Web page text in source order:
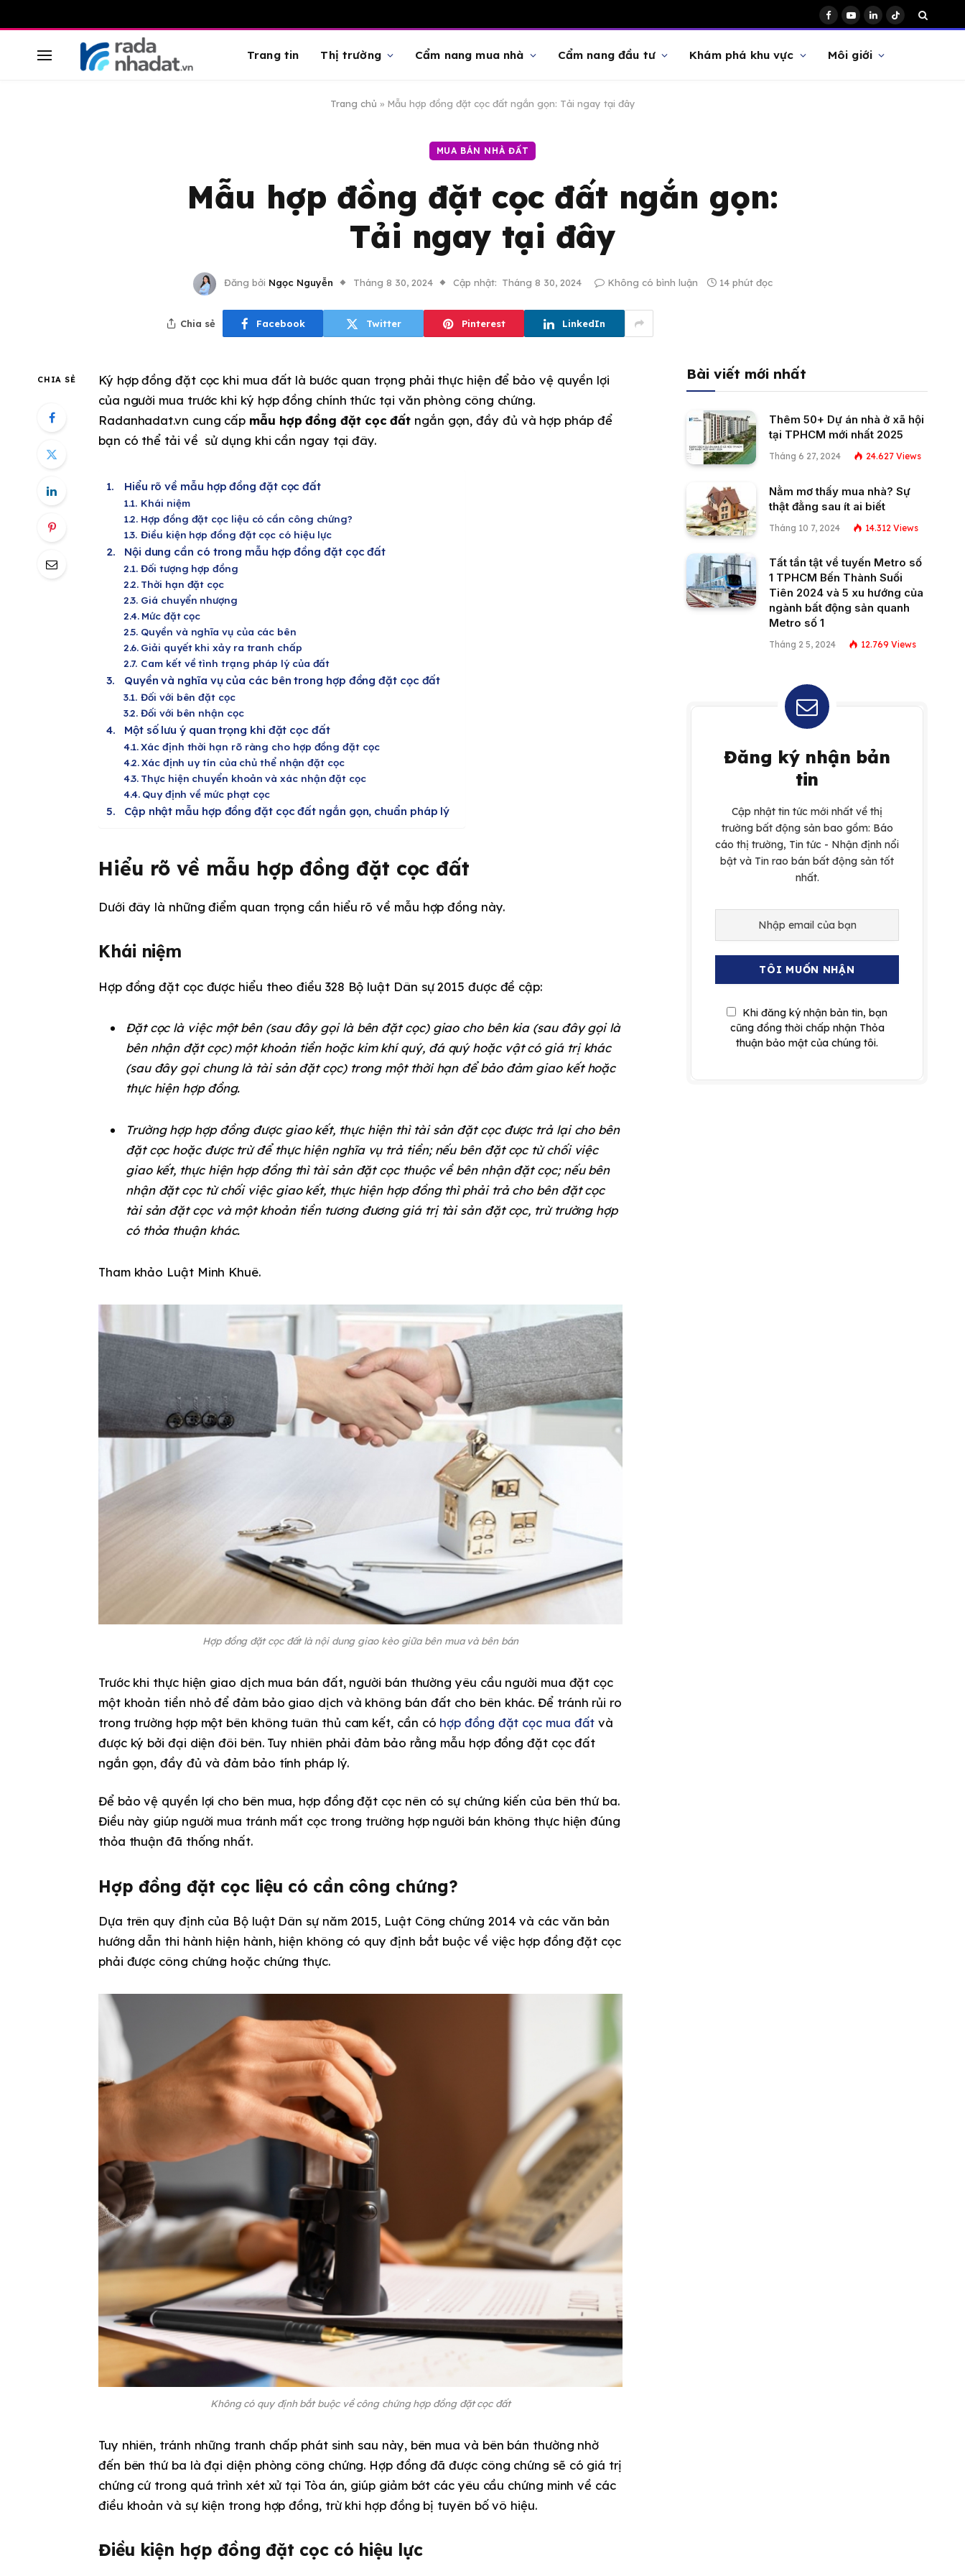
Facebook
YouTubeLinkedInTikTok
Trang tin Thị trường Cẩm nang mua nhà Cẩm nang đầu tư Khám phá khu vực Môi giới
Trang chủ » Mẫu hợp đồng đặt cọc đất ngắn gọn: Tải ngay tại đây
MUA BÁN NHÀ ĐẤT
Mẫu hợp đồng đặt cọc đất ngắn gọn:
Tải ngay tại đây
Đăng bởi Ngọc Nguyễn Tháng 8 30, 2024 Cập nhật: Tháng 8 30, 2024 Không có bình luận 14 phút đọc
Chia sẻ Facebook Twitter Pinterest LinkedIn
CHIA SẺ
Ký hợp đồng đặt cọc khi mua đất là bước quan trọng phải thực hiện để bảo vệ quyền lợi
của người mua trước khi ký hợp đồng chính thức tại văn phòng công chứng.
Radanhadat.vn cung cấp mẫu hợp đồng đặt cọc đất ngắn gọn, đầy đủ và hợp pháp để
bạn có thể tải về sử dụng khi cần ngay tại đây.
Hiểu rõ về mẫu hợp đồng đặt cọc đất
Khái niệm
Hợp đồng đặt cọc liệu có cần công chứng?
Điều kiện hợp đồng đặt cọc có hiệu lực
Nội dung cần có trong mẫu hợp đồng đặt cọc đất
Đối tượng hợp đồng
Thời hạn đặt cọc
Giá chuyển nhượng
Mức đặt cọc
Quyền và nghĩa vụ của các bên
Giải quyết khi xảy ra tranh chấp
Cam kết về tình trạng pháp lý của đất
Quyền và nghĩa vụ của các bên trong hợp đồng đặt cọc đất
Đối với bên đặt cọc
Đối với bên nhận cọc
Một số lưu ý quan trọng khi đặt cọc đất
Xác định thời hạn rõ ràng cho hợp đồng đặt cọc
Xác định uy tín của chủ thể nhận đặt cọc
Thực hiện chuyển khoản và xác nhận đặt cọc
Quy định về mức phạt cọc
Cập nhật mẫu hợp đồng đặt cọc đất ngắn gọn, chuẩn pháp lý
Hiểu rõ về mẫu hợp đồng đặt cọc đất
Dưới đây là những điểm quan trọng cần hiểu rõ về mẫu hợp đồng này.
Khái niệm
Hợp đồng đặt cọc được hiểu theo điều 328 Bộ luật Dân sự 2015 được đề cập:
Đặt cọc là việc một bên (sau đây gọi là bên đặt cọc) giao cho bên kia (sau đây gọi là
bên nhận đặt cọc) một khoản tiền hoặc kim khí quý, đá quý hoặc vật có giá trị khác
(sau đây gọi chung là tài sản đặt cọc) trong một thời hạn để bảo đảm giao kết hoặc
thực hiện hợp đồng.
Trường hợp hợp đồng được giao kết, thực hiện thì tài sản đặt cọc được trả lại cho bên
đặt cọc hoặc được trừ để thực hiện nghĩa vụ trả tiền; nếu bên đặt cọc từ chối việc
giao kết, thực hiện hợp đồng thì tài sản đặt cọc thuộc về bên nhận đặt cọc; nếu bên
nhận đặt cọc từ chối việc giao kết, thực hiện hợp đồng thì phải trả cho bên đặt cọc
tài sản đặt cọc và một khoản tiền tương đương giá trị tài sản đặt cọc, trừ trường hợp
có thỏa thuận khác.
Tham khảo Luật Minh Khuê.
Hợp đồng đặt cọc đất là nội dung giao kèo giữa bên mua và bên bán
Trước khi thực hiện giao dịch mua bán đất, người bán thường yêu cầu người mua đặt cọc
một khoản tiền nhỏ để đảm bảo giao dịch và không bán đất cho bên khác. Để tránh rủi ro
trong trường hợp một bên không tuân thủ cam kết, cần có hợp đồng đặt cọc mua đất và
được ký bởi đại diện đôi bên. Tuy nhiên phải đảm bảo rằng mẫu hợp đồng đặt cọc đất
ngắn gọn, đầy đủ và đảm bảo tính pháp lý.
Để bảo vệ quyền lợi cho bên mua, hợp đồng đặt cọc nên có sự chứng kiến của bên thứ ba.
Điều này giúp người mua tránh mất cọc trong trường hợp người bán không thực hiện đúng
thỏa thuận đã thống nhất.
Hợp đồng đặt cọc liệu có cần công chứng?
Dựa trên quy định của Bộ luật Dân sự năm 2015, Luật Công chứng 2014 và các văn bản
hướng dẫn thi hành hiện hành, hiện không có quy định bắt buộc về việc hợp đồng đặt cọc
phải được công chứng hoặc chứng thực.
Không có quy định bắt buộc về công chứng hợp đồng đặt cọc đất
Tuy nhiên, tránh những tranh chấp phát sinh sau này, bên mua và bên bán thường nhờ
đến bên thứ ba là đại diện phòng công chứng. Hợp đồng đã được công chứng sẽ có giá trị
chứng cứ trong quá trình xét xử tại Tòa án, giúp giảm bớt các yêu cầu chứng minh về các
điều khoản và sự kiện trong hợp đồng, trừ khi hợp đồng bị tuyên bố vô hiệu.
Điều kiện hợp đồng đặt cọc có hiệu lực
Bài viết mới nhất
Thêm 50+ Dự án nhà ở xã hội
tại TPHCM mới nhất 2025
Tháng 6 27, 2024 24.627 Views
Nằm mơ thấy mua nhà? Sự
thật đằng sau ít ai biết
Tháng 10 7, 2024 14.312 Views
Tất tần tật về tuyến Metro số
1 TPHCM Bến Thành Suối
Tiên 2024 và 5 xu hướng của
ngành bất động sản quanh
Metro số 1
Tháng 2 5, 2024 12.769 Views
Đăng ký nhận bản
tin
Cập nhật tin tức mới nhất về thị
trường bất động sản bao gồm: Báo
cáo thị trường, Tin tức - Nhận định nổi
bật và Tin rao bán bất động sản tốt
nhất.
Khi đăng ký nhận bản tin, bạn
cũng đồng thời chấp nhận Thỏa
thuận bảo mật của chúng tôi.